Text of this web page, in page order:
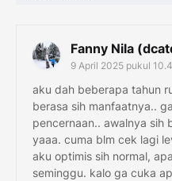
Fanny Nila
9 April 2025 pukul
aku dah beberapa tahun
berasa sih manfaatnya..
pencernaan.. awalnya sih
yaaa. cuma blm cek lagi
aku optimis sih normal,
seminggu. kalo ga cuka